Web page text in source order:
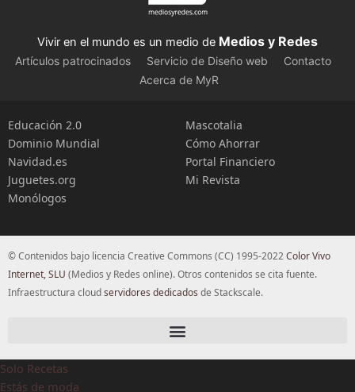
Vivir en el mundo es un medio de Medios y Redes
Artículos patrocinados Servicio de Diseño web
Contacto
Acerca de MyR
Educación 2.0
Dominio Mundial
Navidad.es
Juguetes.org
Monólogos
Mascotalia
Cómo Ahorrar
Portal Financiero
Mi Revista
© Contenidos bajo licencia Creative Commons (CC) 1995-2022Color Vivo
Internet, SLU (Medios y Redes online). Otros contenidos se cita fuente.
Infraestructura cloudservidores dedicados de Stackscale.
Solo Recetas
Estás de moda